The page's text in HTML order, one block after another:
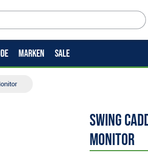
MARKEN SALE
Swing
Monitor